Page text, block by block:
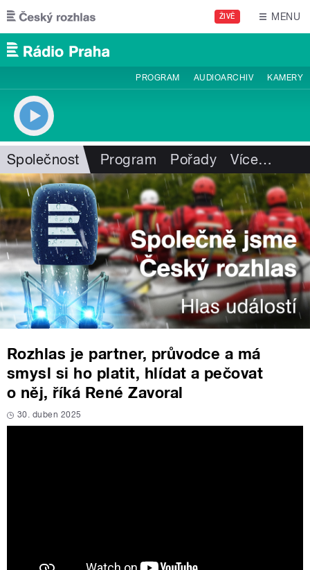
Přejít k hlavnímu obsahu
ŽIVĚ MENU
PROGRAM AUDIOARCHIV KAMERY
Společnost Program Pořady Více…
Rozhlas je partner, průvodce a má
smysl si ho platit, hlídat a pečovat
o něj, říká René Zavoral
30. duben 2025